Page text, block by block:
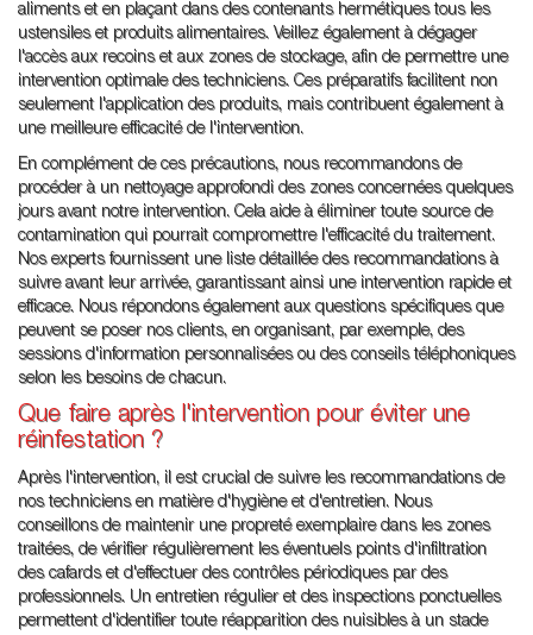
aliments et en plaçant dans des contenants hermétiques tous les
ustensiles et produits alimentaires. Veillez également à dégager
l'accès aux recoins et aux zones de stockage, afin de permettre une
intervention optimale des techniciens. Ces préparatifs facilitent non
seulement l'application des produits, mais contribuent également à
une meilleure efficacité de l'intervention.
En complément de ces précautions, nous recommandons de
procéder à un nettoyage approfondi des zones concernées quelques
jours avant notre intervention. Cela aide à éliminer toute source de
contamination qui pourrait compromettre l'efficacité du traitement.
Nos experts fournissent une liste détaillée des recommandations à
suivre avant leur arrivée, garantissant ainsi une intervention rapide et
efficace. Nous répondons également aux questions spécifiques que
peuvent se poser nos clients, en organisant, par exemple, des
sessions d'information personnalisées ou des conseils téléphoniques
selon les besoins de chacun.
Que faire après l'intervention pour éviter une
réinfestation ?
Après l'intervention, il est crucial de suivre les recommandations de
nos techniciens en matière d'hygiène et d'entretien. Nous
conseillons de maintenir une propreté exemplaire dans les zones
traitées, de vérifier régulièrement les éventuels points d'infiltration
des cafards et d'effectuer des contrôles périodiques par des
professionnels. Un entretien régulier et des inspections ponctuelles
permettent d'identifier toute réapparition des nuisibles à un stade